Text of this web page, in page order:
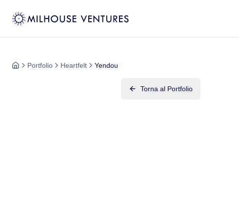
Portfolio Heartfelt Yendou
Torna al Portfolio